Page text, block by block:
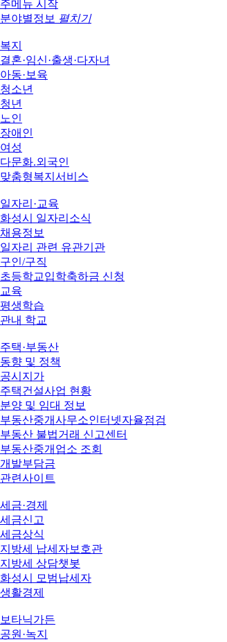
주메뉴 시작
분야별정보 펼치기
복지
결혼·임신·출생·다자녀
아동·보육
청소년
청년
노인
장애인
여성
다문화.외국인
맞춤형복지서비스
일자리·교육
화성시 일자리소식
채용정보
일자리 관련 유관기관
구인/구직
초등학교입학축하금 신청
교육
평생학습
관내 학교
주택·부동산
동향 및 정책
공시지가
주택건설사업 현황
분양 및 임대 정보
부동산중개사무소인터넷자율점검
부동산 불법거래 신고센터
부동산중개업소 조회
개발부담금
관련사이트
세금·경제
세금신고
세금상식
지방세 납세자보호관
지방세 상담챗봇
화성시 모범납세자
생활경제
보타닉가든
공원·녹지